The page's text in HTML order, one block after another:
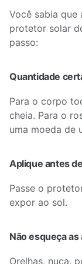
Você sabia que
protetor solar
passo:
Quantidade
Para o corpo
cheia. Para o
uma moeda de
Aplique antes
Passe o
expor ao sol.
Não esqueça
Orelhas, nuca,